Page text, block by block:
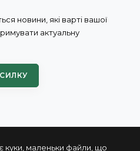
куки, маленьки файли, що
новини, які варті вашої
актуальну